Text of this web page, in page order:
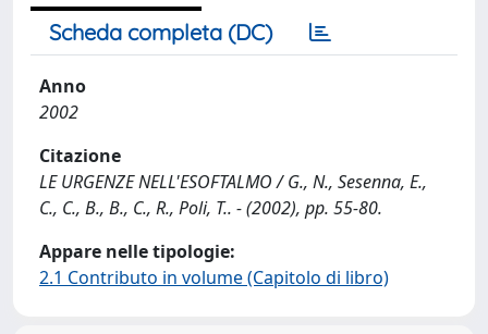
Scheda completa (DC)
Anno
2002
Citazione
LE URGENZE NELL'ESOFTALMO / G., N., Sesenna, E.,
C., C., B., B., C., R., Poli, T.. - (2002), pp. 55-80.
Appare nelle tipologie:
2.1 Contributo in volume (Capitolo di libro)